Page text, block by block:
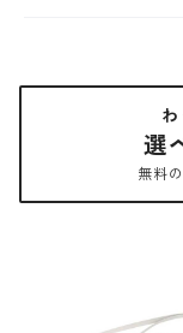
選
無料